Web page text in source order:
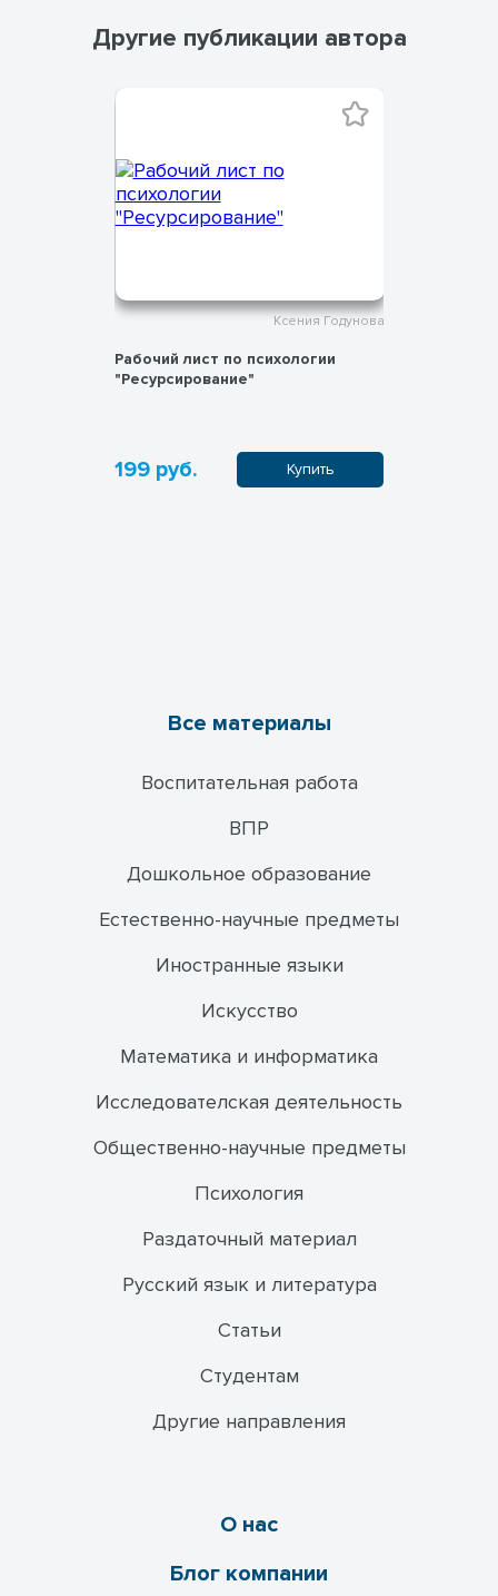
Другие публикации автора
Ксения Годунова
Рабочий лист по психологии
"Ресурсирование"
199 руб. Купить
Все материалы
Воспитательная работа
ВПР
Дошкольное образование
Естественно-научные предметы
Иностранные языки
Искусство
Математика и информатика
Исследователская деятельность
Общественно-научные предметы
Психология
Раздаточный материал
Русский язык и литература
Статьи
Студентам
Другие направления
О нас
Блог компании